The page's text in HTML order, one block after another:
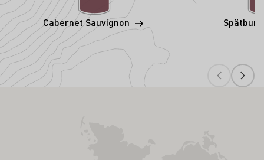
Cabernet Sauvignon